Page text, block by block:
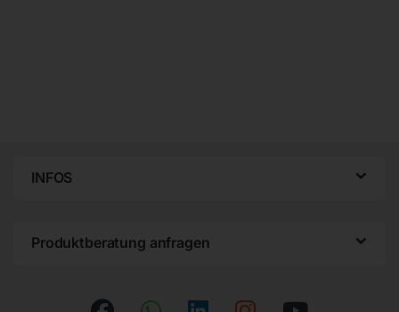
INFOS
Produktberatung anfragen